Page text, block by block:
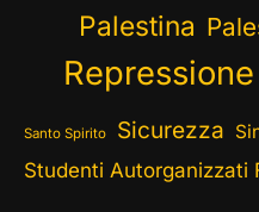
Palestina
Repressione
Santo Spirito Sicurezza
Studenti Autorganizzati